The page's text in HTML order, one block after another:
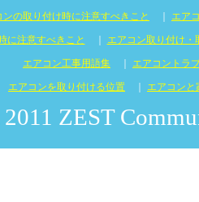
ンの取り付け時に注意すべきこと エア
に注意すべきこと エアコン取り付け・
エアコン工事用語集 エアコントラ
エアコンを取り付ける位置 エアコンと
ZEST